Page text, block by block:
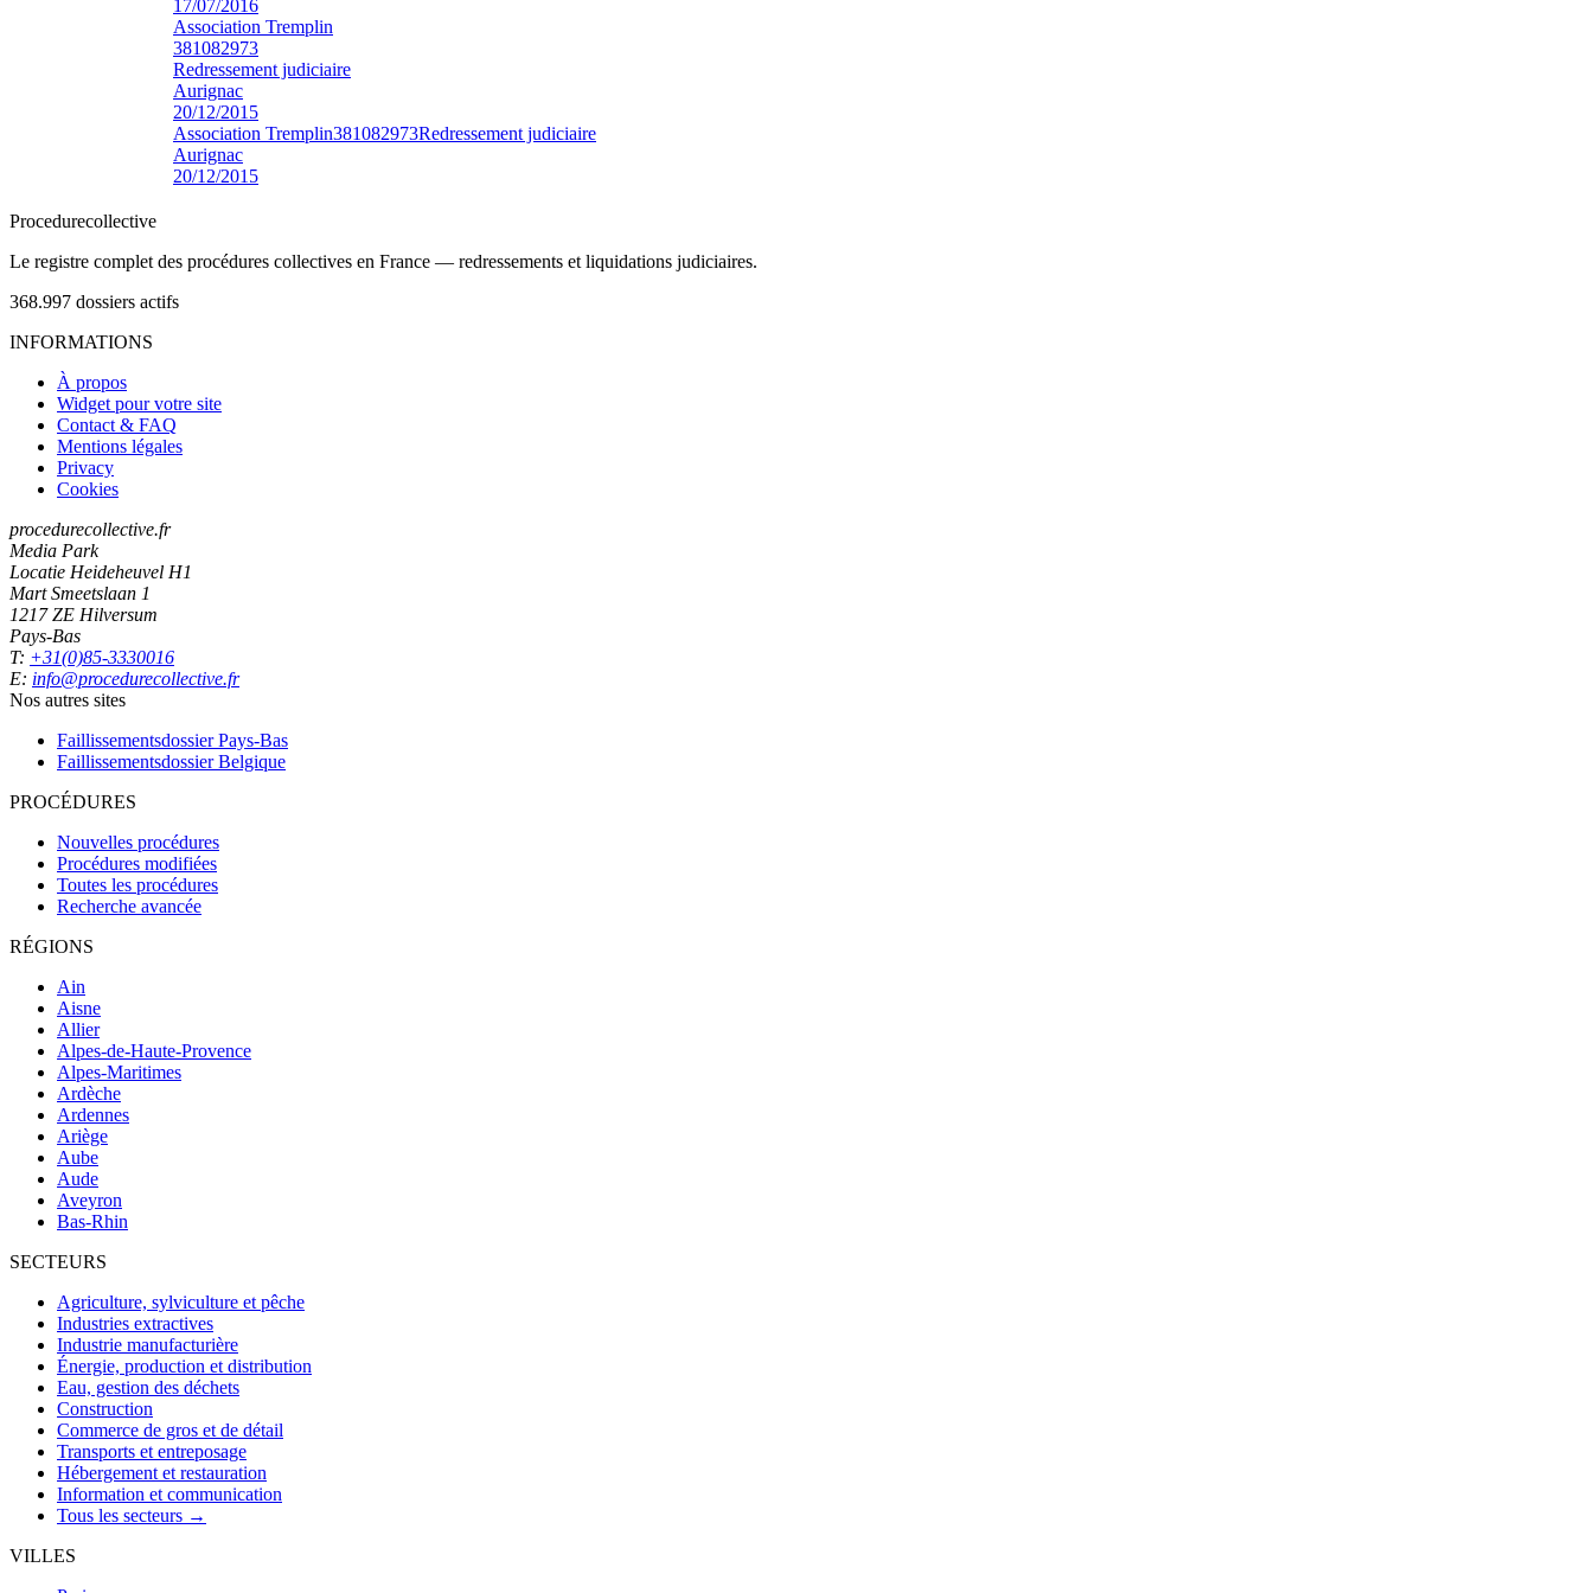
17/07/2016
Association Tremplin
381082973
Redressement judiciaire
Aurignac
20/12/2015
Association Tremplin381082973Redressement judiciaire
Aurignac
20/12/2015
Procedurecollective
Le registre complet des procédures collectives en France — redressements et liquidations judiciaires.
368.997 dossiers actifs
INFORMATIONS
À propos
Widget pour votre site
Contact & FAQ
Mentions légales
Privacy
Cookies
procedurecollective.fr
Media Park
Locatie Heideheuvel H1
Mart Smeetslaan 1
1217 ZE Hilversum
Pays-Bas
T: +31(0)85-3330016
E: info@procedurecollective.fr
Nos autres sites
Faillissementsdossier Pays-Bas
Faillissementsdossier Belgique
PROCÉDURES
Nouvelles procédures
Procédures modifiées
Toutes les procédures
Recherche avancée
RÉGIONS
Ain
Aisne
Allier
Alpes-de-Haute-Provence
Alpes-Maritimes
Ardèche
Ardennes
Ariège
Aube
Aude
Aveyron
Bas-Rhin
SECTEURS
Agriculture, sylviculture et pêche
Industries extractives
Industrie manufacturière
Énergie, production et distribution
Eau, gestion des déchets
Construction
Commerce de gros et de détail
Transports et entreposage
Hébergement et restauration
Information et communication
Tous les secteurs →
VILLES